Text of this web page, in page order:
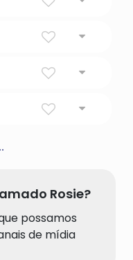
além da Terra.
seus
Rosie?
possamos
de mídia